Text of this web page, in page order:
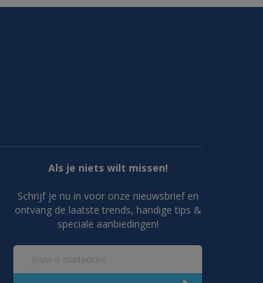
Als je niets wilt missen!
Schrijf je nu in voor onze nieuwsbrief en
ontvang de laatste trends, handige tips &
speciale aanbiedingen!